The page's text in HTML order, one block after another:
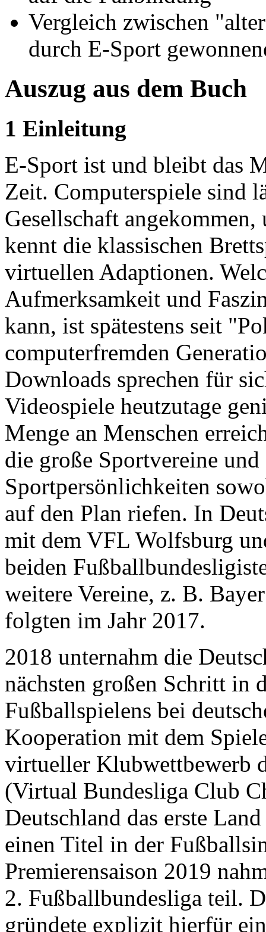
Vergleich zwischen
durch E-Sport
Auszug aus dem Buch
1 Einleitung
E-Sport ist und bleibt das
Zeit. Computerspiele sind
Gesellschaft
kennt die klassischen
virtuellen Adaptionen.
Aufmerksamkeit und
kann, ist spätestens seit
computerfremden
Downloads sprechen für
Videospiele heutzutage
Menge an Menschen
die große Sportvereine und
Sportpersönlichkeiten
auf den Plan riefen. In
mit dem VFL Wolfsburg
beiden
weitere Vereine, z. B.
folgten im Jahr 2017.
2018 unternahm die
nächsten großen Schritt in
Fußballspielens bei
Kooperation mit dem
virtueller Klubwettbewerb
(Virtual Bundesliga Club
Deutschland das erste
einen Titel in der
Premierensaison 2019
2. Fußballbundesliga teil.
gründete explizit hierfür